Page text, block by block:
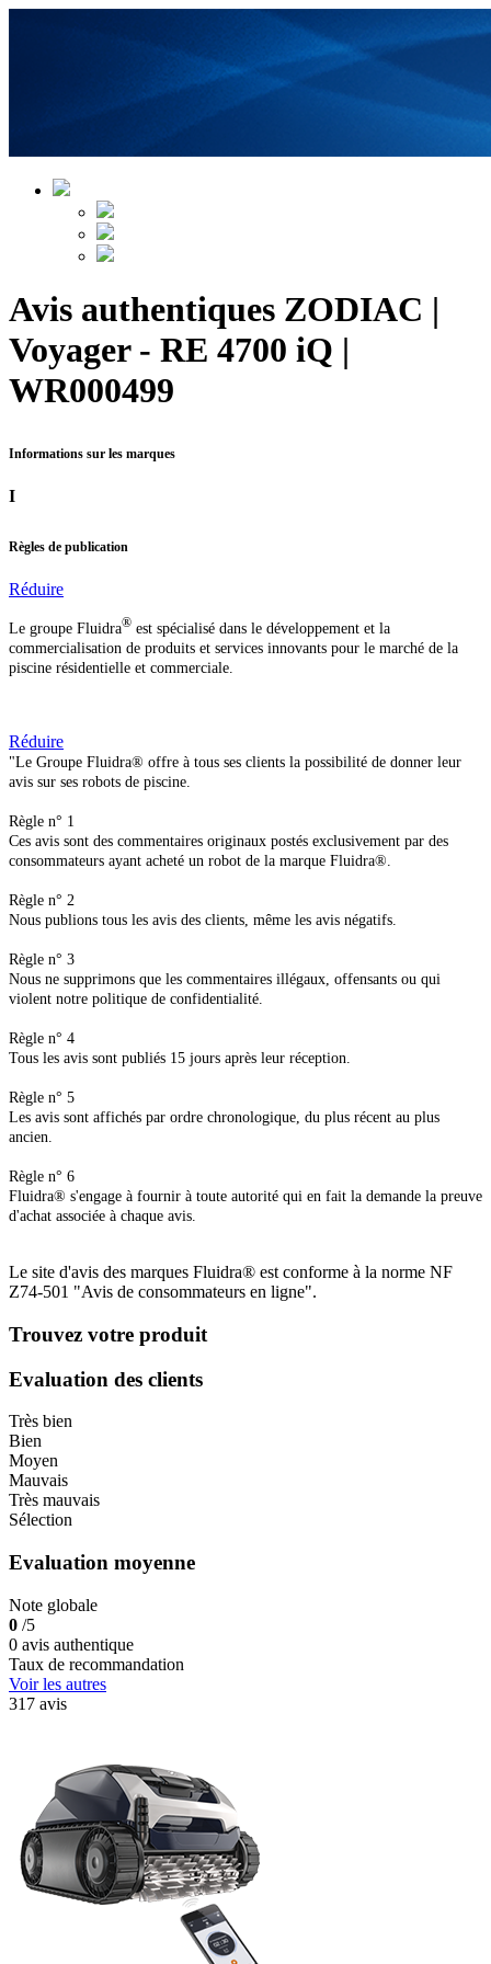
Avis authentiques ZODIAC |
Voyager - RE 4700 iQ |
WR000499
Informations sur les marques
I
Règles de publication
Réduire
Le groupe Fluidra® est spécialisé dans le développement et la
commercialisation de produits et services innovants pour le marché de la
piscine résidentielle et commerciale.
Réduire
"Le Groupe Fluidra® offre à tous ses clients la possibilité de donner leur
avis sur ses robots de piscine.
Règle n° 1
Ces avis sont des commentaires originaux postés exclusivement par des
consommateurs ayant acheté un robot de la marque Fluidra®.
Règle n° 2
Nous publions tous les avis des clients, même les avis négatifs.
Règle n° 3
Nous ne supprimons que les commentaires illégaux, offensants ou qui
violent notre politique de confidentialité.
Règle n° 4
Tous les avis sont publiés 15 jours après leur réception.
Règle n° 5
Les avis sont affichés par ordre chronologique, du plus récent au plus
ancien.
Règle n° 6
Fluidra® s'engage à fournir à toute autorité qui en fait la demande la preuve
d'achat associée à chaque avis.
Le site d'avis des marques Fluidra® est conforme à la norme NF
Z74-501 "Avis de consommateurs en ligne".
Trouvez votre produit
Evaluation des clients
Très bien
Bien
Moyen
Mauvais
Très mauvais
Sélection
Evaluation moyenne
Note globale
0 /5
0 avis authentique
Taux de recommandation
Voir les autres
317 avis